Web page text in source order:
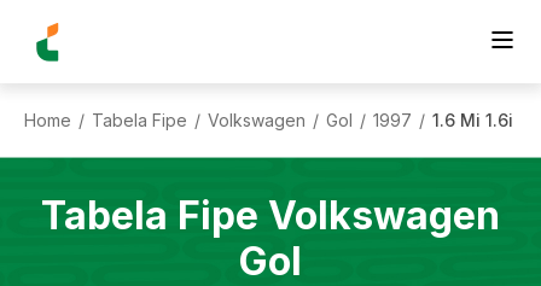
Home / Tabela Fipe / Volkswagen / Gol / 1997 / 1.6 Mi 1.6i
Tabela Fipe Volkswagen
Gol